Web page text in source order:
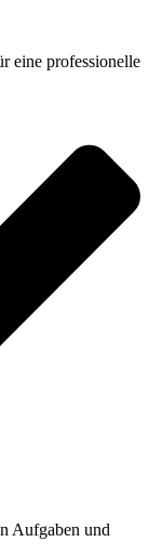
eine professionelle
Aufgaben und